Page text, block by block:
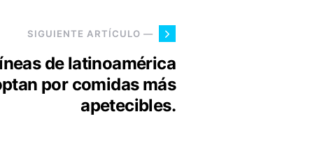
SIGUIENTE ARTÍCULO —
de latinoamérica
por comidas más
apetecibles.